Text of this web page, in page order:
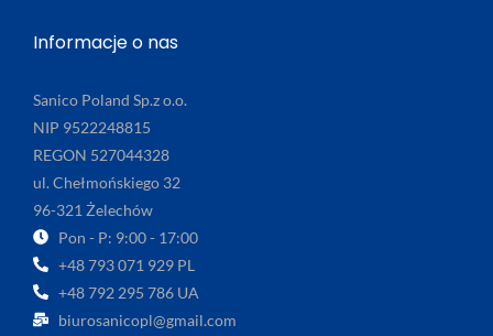
Informacje o nas
Sanico Poland Sp.z o.o.
NIP 9522248815
REGON 527044328
ul. Chełmońskiego 32
96-321 Żelechów
Pon - P: 9:00 - 17:00
+48 793 071 929 PL
+48 792 295 786 UA
biurosanicopl@gmail.com